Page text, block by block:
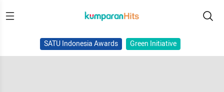
SATU Indonesia Awards Green Initiative